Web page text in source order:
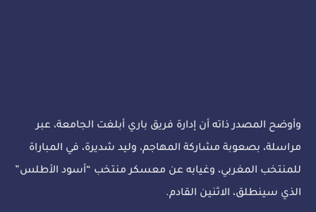
وأوضح المصدر ذاته أن إدارة فريق باري أبلغت الجامعة، عبر
مراسلة، بصعوبة مشاركة المهاجم، وليد شديرة، في المباراة
للمنتخب المغربي، وغيابه عن معسكر منتخب “أسود الأطلس”
الذي سينطلق، الاثنين القادم.